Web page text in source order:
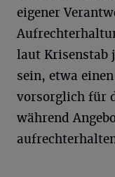
eigener
laut Krisenstab
sein, etwa
vorsorglich für
während